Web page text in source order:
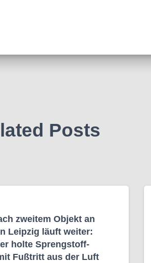
Posts
zweitem Objekt an
Leipzig läuft weiter:
holte Sprengstoff-
Fußtritt aus der Luft